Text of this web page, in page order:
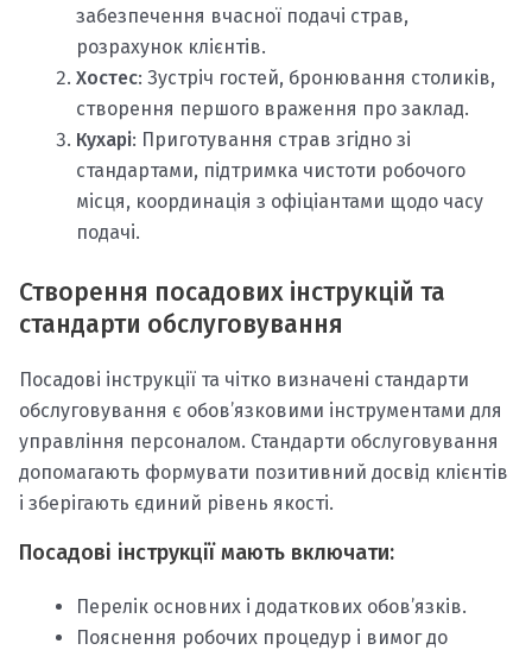
забезпечення вчасної подачі страв,
розрахунок клієнтів.
Хостес: Зустріч гостей, бронювання столиків,
створення першого враження про заклад.
Кухарі: Приготування страв згідно зі
стандартами, підтримка чистоти робочого
місця, координація з офіціантами щодо часу
подачі.
Створення посадових інструкцій та
стандарти обслуговування
Посадові інструкції та чітко визначені стандарти
обслуговування є обов’язковими інструментами для
управління персоналом. Стандарти обслуговування
допомагають формувати позитивний досвід клієнтів
і зберігають єдиний рівень якості.
Посадові інструкції мають включати:
Перелік основних і додаткових обов’язків.
Пояснення робочих процедур і вимог до